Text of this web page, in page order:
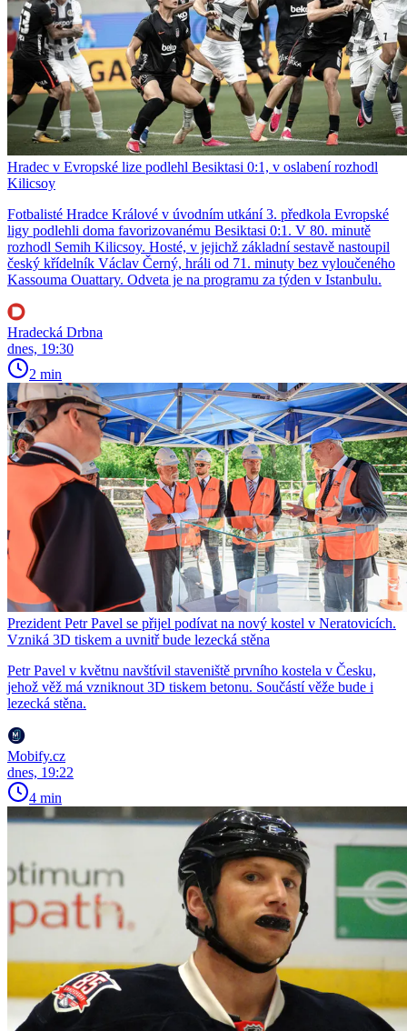
Hradec v Evropské lize podlehl Besiktasi 0:1, v oslabení rozhodl
Kilicsoy
Fotbalisté Hradce Králové v úvodním utkání 3. předkola Evropské
ligy podlehli doma favorizovanému Besiktasi 0:1. V 80. minutě
rozhodl Semih Kilicsoy. Hosté, v jejichž základní sestavě nastoupil
český křídelník Václav Černý, hráli od 71. minuty bez vyloučeného
Kassouma Ouattary. Odveta je na programu za týden v Istanbulu.
Hradecká Drbna
dnes, 19:30
2 min
Prezident Petr Pavel se přijel podívat na nový kostel v Neratovicích.
Vzniká 3D tiskem a uvnitř bude lezecká stěna
Petr Pavel v květnu navštívil staveniště prvního kostela v Česku,
jehož věž má vzniknout 3D tiskem betonu. Součástí věže bude i
lezecká stěna.
Mobify.cz
dnes, 19:22
4 min